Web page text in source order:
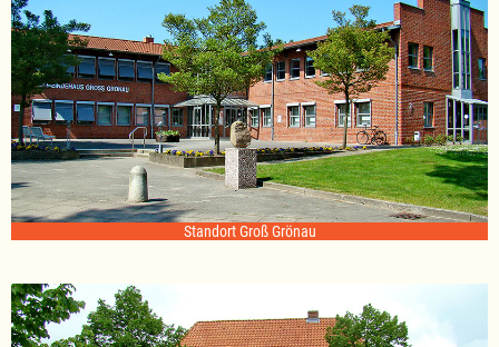
Standort Groß Grönau